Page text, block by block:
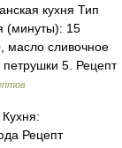
кухня Тип
(минуты): 15
масло сливочное
5. Рецепт
Рецепт